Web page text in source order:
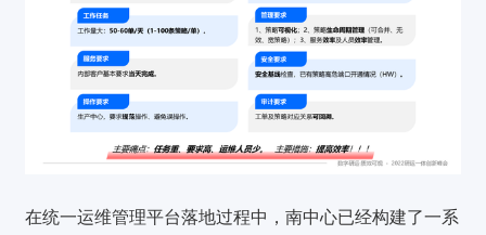
在统一运维管理平台落地过程中，南中心已经构建了一系